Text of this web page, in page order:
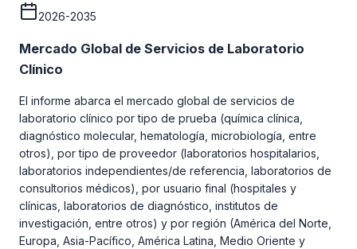
2026-2035
Mercado Global de Servicios de Laboratorio
Clínico
El informe abarca el mercado global de servicios de
laboratorio clínico por tipo de prueba (química clínica,
diagnóstico molecular, hematología, microbiología, entre
otros), por tipo de proveedor (laboratorios hospitalarios,
laboratorios independientes/de referencia, laboratorios de
consultorios médicos), por usuario final (hospitales y
clínicas, laboratorios de diagnóstico, institutos de
investigación, entre otros) y por región (América del Norte,
Europa, Asia-Pacífico, América Latina, Medio Oriente y